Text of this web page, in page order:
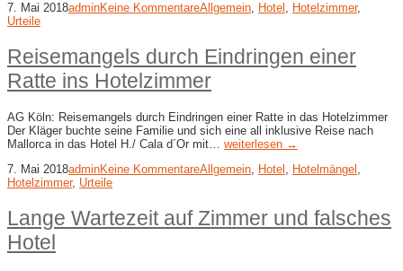
7. Mai 2018adminKeine KommentareAllgemein, Hotel , Hotelzimmer,
Urteile
Reisemangels durch Eindringen einer
Ratte ins Hotelzimmer
AG Köln: Reisemangels durch Eindringen einer Ratte in das Hotelzimmer
Der Kläger buchte seine Familie und sich eine all inklusive Reise nach
Mallorca in das Hotel H./ Cala d´Or mit… weiterlesen →
7. Mai 2018adminKeine KommentareAllgemein, Hotel , Hotelmängel ,
Hotelzimmer, Urteile
Lange Wartezeit auf Zimmer und falsches
Hotel